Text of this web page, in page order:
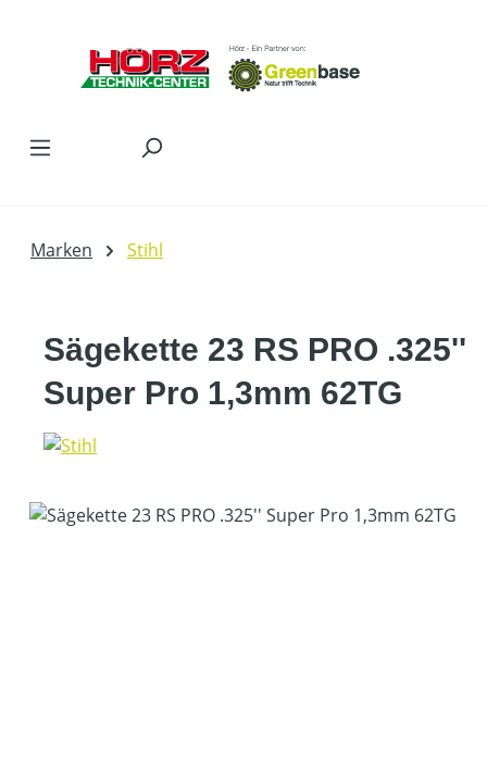
Marken Stihl
Sägekette 23 RS PRO .325''
Super Pro 1,3mm 62TG
Bildergalerie überspringen